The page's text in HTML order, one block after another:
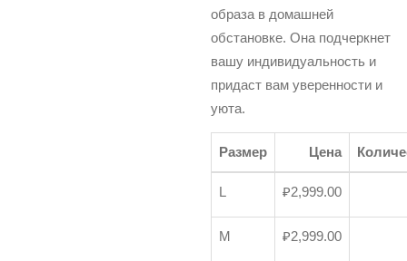
образа в домашней
обстановке. Она подчеркнет
вашу индивидуальность и
придаст вам уверенности и
уюта.
Размер Цена
L ₽2,999.00
M ₽2,999.00